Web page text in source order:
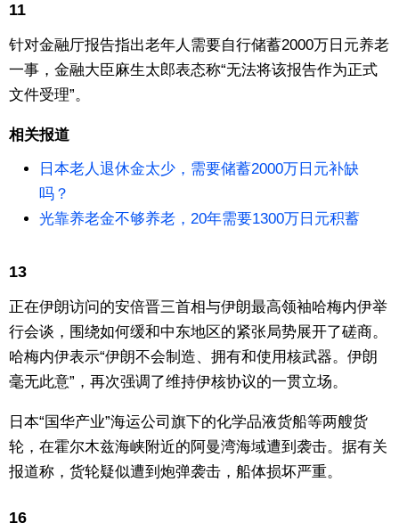
11
针对金融厅报告指出老年人需要自行储蓄2000万日元养老
一事，金融大臣麻生太郎表态称“无法将该报告作为正式
文件受理”。
相关报道
日本老人退休金太少，需要储蓄2000万日元补缺
吗？
光靠养老金不够养老，20年需要1300万日元积蓄
13
正在伊朗访问的安倍晋三首相与伊朗最高领袖哈梅内伊举
行会谈，围绕如何缓和中东地区的紧张局势展开了磋商。
哈梅内伊表示“伊朗不会制造、拥有和使用核武器。伊朗
毫无此意”，再次强调了维持伊核协议的一贯立场。
日本“国华产业”海运公司旗下的化学品液货船等两艘货
轮，在霍尔木兹海峡附近的阿曼湾海域遭到袭击。据有关
报道称，货轮疑似遭到炮弹袭击，船体损坏严重。
16